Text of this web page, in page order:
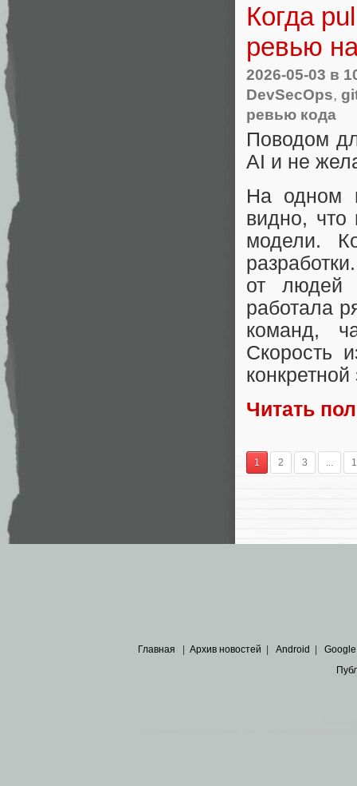
Когда
ревью
2026-05-03 в
DevSecOps,
ревью кода
Поводом
AI и не
На одном
видно, что
модели.
от людей
работала
команд,
Скорость
Читать
1 2 3 ...
Главная | Архив новостей | Android | Google